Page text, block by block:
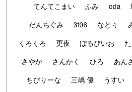
てんてこまい
ふみ oda
だんちぐみ
3t06 なとぅ
くろくろ
更夜 ぽるぴいお
さやか
さんかく ひろ あん
ちびりーな
三嶋 優 うすい